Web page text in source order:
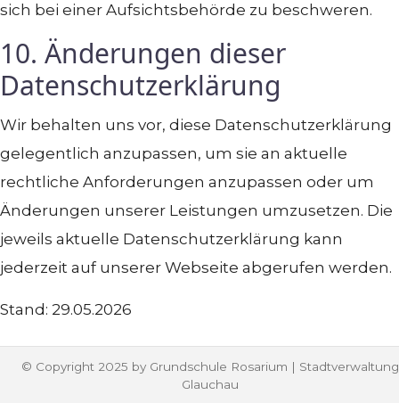
sich bei einer Aufsichtsbehörde zu beschweren.
10. Änderungen dieser
Datenschutzerklärung
Wir behalten uns vor, diese Datenschutzerklärung
gelegentlich anzupassen, um sie an aktuelle
rechtliche Anforderungen anzupassen oder um
Änderungen unserer Leistungen umzusetzen. Die
jeweils aktuelle Datenschutzerklärung kann
jederzeit auf unserer Webseite abgerufen werden.
Stand: 29.05.2026
© Copyright 2025 by Grundschule Rosarium | Stadtverwaltung
Glauchau